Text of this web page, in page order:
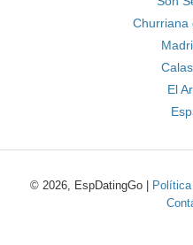
Churriana
El
© 2026, EspDatingGo |